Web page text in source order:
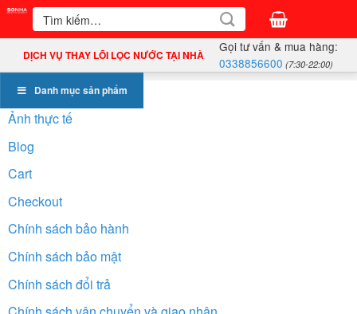
Bỏ
dung
Tìm
kiếm:
DỊCH VỤ THAY LÕI LỌC NƯỚC TẠI NHÀ
Gọi tư vấn & mua hàng:
0338856600 (7:30-22:00)
Danh mục sản phẩm
Ảnh thực tế
Blog
Cart
Checkout
Chính sách bảo hành
Chính sách bảo mật
Chính sách đổi trả